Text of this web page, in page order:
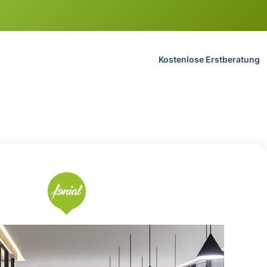
Kostenlose Erstberatung